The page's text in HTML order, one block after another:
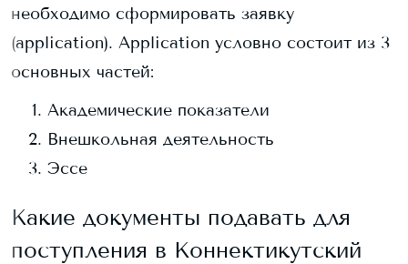
необходимо сформировать заявку
(application). Application условно состоит из 3
основных частей:
Академические показатели
Внешкольная деятельность
Эссе
Какие документы подавать для
поступления в Коннектикутский